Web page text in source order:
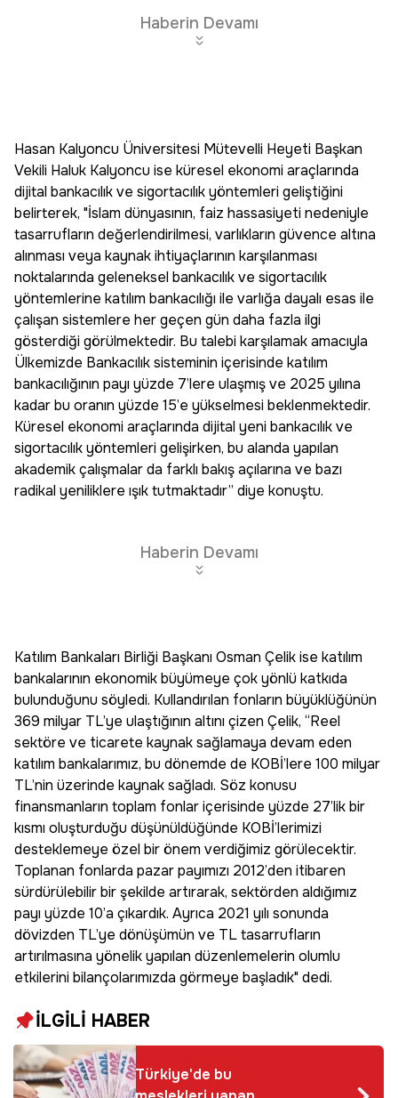
Haberin Devamı
Hasan Kalyoncu Üniversitesi Mütevelli Heyeti Başkan
Vekili Haluk Kalyoncu ise küresel ekonomi araçlarında
dijital bankacılık ve sigortacılık yöntemleri geliştiğini
belirterek, "İslam dünyasının, faiz hassasiyeti nedeniyle
tasarrufların değerlendirilmesi, varlıkların güvence altına
alınması veya kaynak ihtiyaçlarının karşılanması
noktalarında geleneksel bankacılık ve sigortacılık
yöntemlerine katılım bankacılığı ile varlığa dayalı esas ile
çalışan sistemlere her geçen gün daha fazla ilgi
gösterdiği görülmektedir. Bu talebi karşılamak amacıyla
Ülkemizde Bankacılık sisteminin içerisinde katılım
bankacılığının payı yüzde 7’lere ulaşmış ve 2025 yılına
kadar bu oranın yüzde 15’e yükselmesi beklenmektedir.
Küresel ekonomi araçlarında dijital yeni bankacılık ve
sigortacılık yöntemleri gelişirken, bu alanda yapılan
akademik çalışmalar da farklı bakış açılarına ve bazı
radikal yeniliklere ışık tutmaktadır” diye konuştu.
Haberin Devamı
Katılım Bankaları Birliği Başkanı Osman Çelik ise katılım
bankalarının ekonomik büyümeye çok yönlü katkıda
bulunduğunu söyledi. Kullandırılan fonların büyüklüğünün
369 milyar TL’ye ulaştığının altını çizen Çelik, “Reel
sektöre ve ticarete kaynak sağlamaya devam eden
katılım bankalarımız, bu dönemde de KOBİ’lere 100 milyar
TL’nin üzerinde kaynak sağladı. Söz konusu
finansmanların toplam fonlar içerisinde yüzde 27’lik bir
kısmı oluşturduğu düşünüldüğünde KOBİ’lerimizi
desteklemeye özel bir önem verdiğimiz görülecektir.
Toplanan fonlarda pazar payımızı 2012’den itibaren
sürdürülebilir bir şekilde artırarak, sektörden aldığımız
payı yüzde 10’a çıkardık. Ayrıca 2021 yılı sonunda
dövizden TL’ye dönüşümün ve TL tasarrufların
artırılmasına yönelik yapılan düzenlemelerin olumlu
etkilerini bilançolarımızda görmeye başladık" dedi.
İLGİLİ HABER
Türkiye'de bu